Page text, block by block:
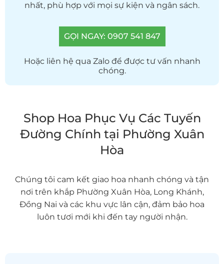
nhất, phù hợp với mọi sự kiện và ngân sách.
GỌI NGAY: 0907 541 847
Hoặc liên hệ qua Zalo để được tư vấn nhanh
chóng.
Shop Hoa Phục Vụ Các Tuyến
Đường Chính tại Phường Xuân
Hòa
Chúng tôi cam kết giao hoa nhanh chóng và tận
nơi trên khắp Phường Xuân Hòa, Long Khánh,
Đồng Nai và các khu vực lân cận, đảm bảo hoa
luôn tươi mới khi đến tay người nhận.